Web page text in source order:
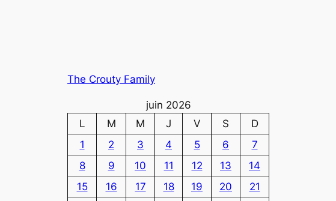
The Crouty Family
juin 2026
L
M M J V S
D
1
2 3 4 5 6
7
8
9 10 11 12 13
14
15
16 17 18 19 20
21